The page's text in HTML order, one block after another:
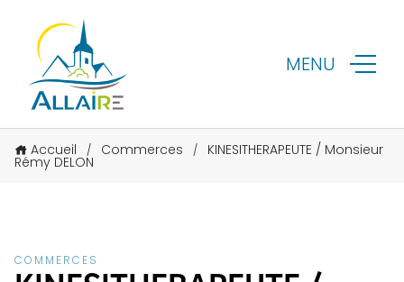
MENU
Accueil / Commerces / KINESITHERAPEUTE / Monsieur
Rémy DELON
COMMERCES